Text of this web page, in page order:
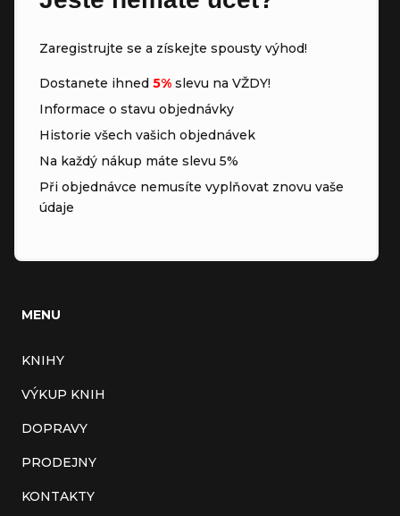
Zaregistrujte se a získejte spousty výhod!
Dostanete ihned 5% slevu na VŽDY!
Informace o stavu objednávky
Historie všech vašich objednávek
Na každý nákup máte slevu 5%
Při objednávce nemusíte vyplňovat znovu vaše
údaje
MENU
KNIHY
VÝKUP KNIH
DOPRAVY
PRODEJNY
KONTAKTY